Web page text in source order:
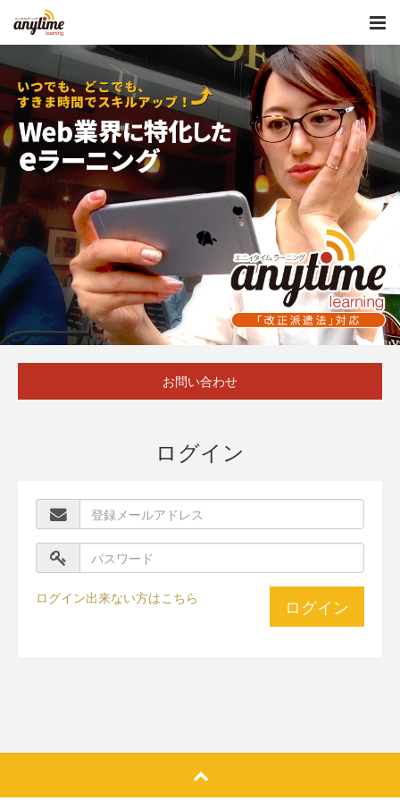
お問い合わせ
ログイン
ログイン
ログイン出来ない方はこちら